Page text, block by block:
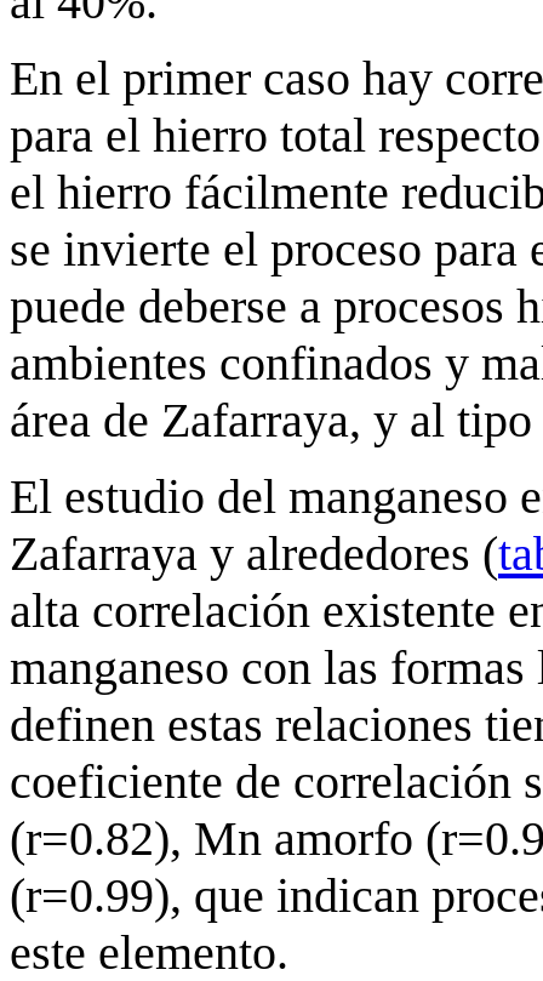
En el primer caso hay
para el hierro total
el hierro fácilmente
se invierte el proceso
puede deberse a procesos
ambientes confinados y
área de Zafarraya, y al
El estudio del manganeso
Zafarraya y alrededores (
alta correlación existente
manganeso con las
definen estas relaciones
coeficiente de correlación
(r=0.82), Mn amorfo
(r=0.99), que indican
este elemento.